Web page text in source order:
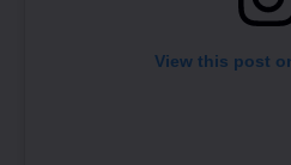
View this post